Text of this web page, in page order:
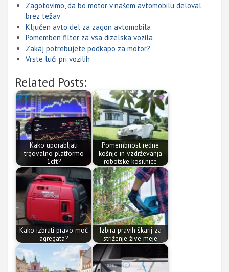
Zagotovimo, da bo motor v našem avtomobilu deloval
brez težav
Ključen avto del za zagon avtomobila
Pomemben filter za vsa dizelska vozila
Zakaj potrebujete podkapo za motor?
Vrste luči pri vozilih
Related Posts:
Kako uporabljati
trgovalno platformo
1cft?
Pomembnost redne
košnje in vzdrževanja
robotske kosilnice
Kako izbrati pravo moč
agregata?
Izbira pravih škarij za
striženje žive meje